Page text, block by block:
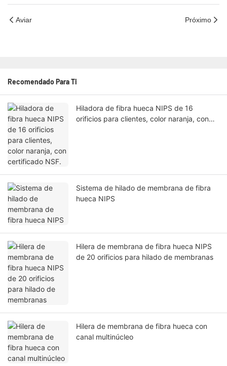
Aviar Próximo
Recomendado Para Ti
Hiladora de fibra hueca NIPS de 16
orificios para clientes, color naranja, con
Sistema de hilado de membrana de fibra
hueca NIPS
Hilera de membrana de fibra hueca NIPS
de 20 orificios para hilado de membranas
Hilera de membrana de fibra hueca con
canal multinúcleo